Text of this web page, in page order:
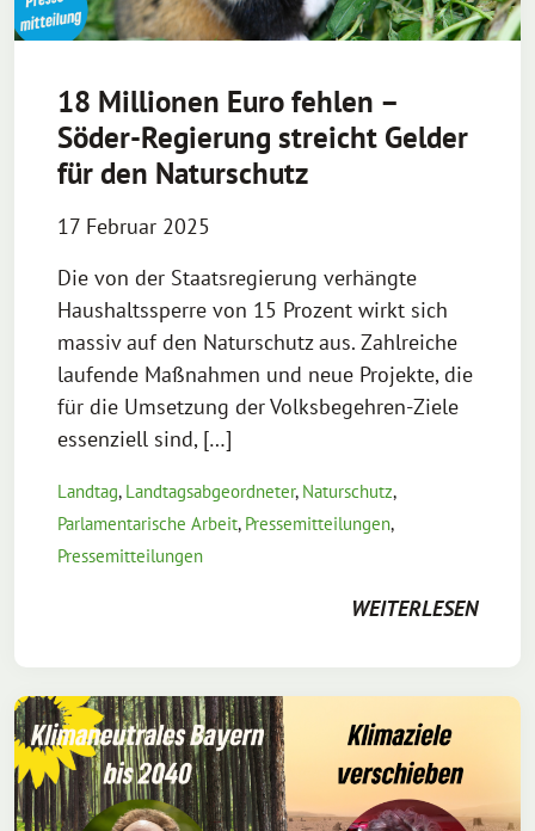
18 Millionen Euro fehlen –
Söder-Regierung streicht Gelder
für den Naturschutz
17 Februar 2025
Die von der Staatsregierung verhängte
Haushaltssperre von 15 Prozent wirkt sich
massiv auf den Naturschutz aus. Zahlreiche
laufende Maßnahmen und neue Projekte, die
für die Umsetzung der Volksbegehren-Ziele
essenziell sind, […]
Landtag, Landtagsabgeordneter, Naturschutz,
Parlamentarische Arbeit, Pressemitteilungen,
Pressemitteilungen
WEITERLESEN